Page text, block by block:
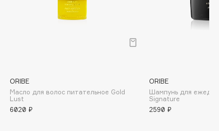
Basicare
Batiste
Beauty Bomb
ORIBE
Масло для волос питательное Gold
Lust
6020 ₽
ORIBE
Шампунь для
Signature
2590 ₽